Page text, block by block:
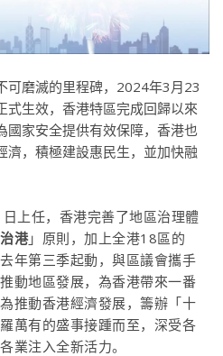
可磨滅的里程碑，2024年3月23
式生效，香港特區完成回歸以來
國家安全提供有效保障，香港也
濟，積極建設惠民生，並加快融
上任，香港完善了地區治理體
港」原則，加上全港18區的
年第三季起動，與區議會攜手
動地區發展，為香港帶來一番
推動香港經濟發展，籌辦「十
萬有的盛事接踵而至，深受各
業注入全新活力。